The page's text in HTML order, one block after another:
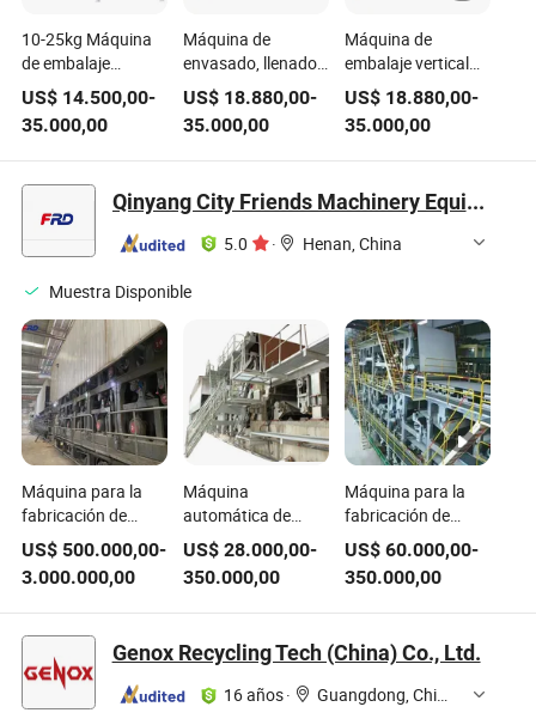
10-25kg Máquina
de embalaje
automática de
grano vertical con
bolsa de almohada
para pellets de
madera
US$ 14.500,00-
35.000,00
Máquina de
envasado, llenado y
sellado vertical de
múltiples funciones
con máquina de
pesaje de doble
pellets de madera,
arroz, azúcar, sal,
san
US$ 18.880,00-
35.000,00
Máquina de
embalaje vertical
automática para
pellets de madera
US$ 18.880,00-
35.000,00
Qinyang City Friends Machinery Equipment Co., Ltd.
5.0 · Henan, China
Muestra Disponible
Máquina para la
fabricación de
papel kraft de
pulpa de madera
premium
US$ 500.000,00-
3.000.000,00
Máquina
automática de
producción de
desechos de
madera, metal y
papel en venta
US$ 28.000,00-
350.000,00
Máquina para la
fabricación de
papel higiénico a
partir de pulpa de
madera, pulping,
rebobinado y
crescent
US$ 60.000,00-
350.000,00
Genox Recycling Tech (China) Co., Ltd.
16 años· Guangdong, China